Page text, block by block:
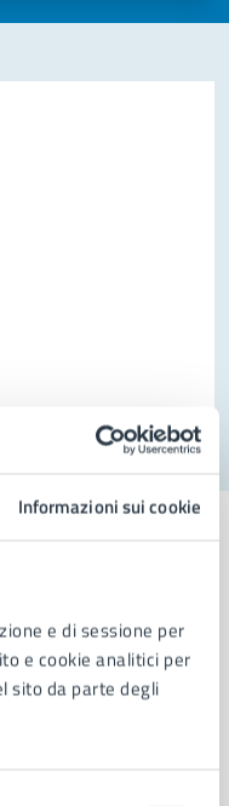
Informazioni sui cookie
e di sessione per
e cookie analitici per
sito da parte degli